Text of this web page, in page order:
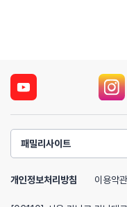
패밀리사이트
개인정보처리방침 이용약관